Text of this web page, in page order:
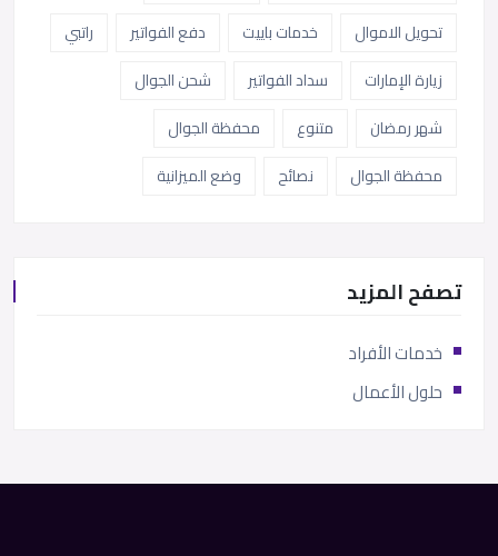
تحويل الاموال
خدمات باييت دفع الفواتير
راتبي
زيارة الإمارات
سداد الفواتير
شحن الجوال
شهر رمضان
متنوع
محفظة الجوال
محفظة الجوال
نصائح وضع الميزانية
تصفح المزيد
خدمات الأفراد
حلول الأعمال